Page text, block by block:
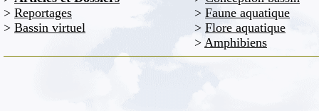
> Reportages
> Bassin virtuel
> Faune aquatique
> Flore aquatique
> Amphibiens